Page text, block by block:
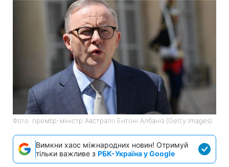
Фото: прем’єр-міністр Австралії Ентоні Албаніз (Getty Images)
Вимкни хаос міжнародних новин! Отримуй
тільки важливе з РБК-Україна у Google